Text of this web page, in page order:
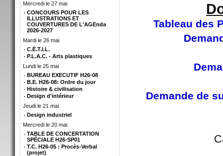
Mercredi le 27 mai
CONCOURS POUR LES
ILLUSTRATIONS ET
COUVERTURES DE L'AGEnda
2026-2027
Mardi le 26 mai
C.É.T.I.L.
P.L.A.C. - Arts plastiques
Lundi le 25 mai
BUREAU EXECUTIF H26-08
B.E. H26-08: Ordre du jour
Histoire & civilisation
Design d'intérieur
Jeudi le 21 mai
Design industriel
Mercredi le 20 mai
TABLE DE CONCERTATION
SPÉCIALE H26-SP01
T.C. H26-05 : Procès-Verbal
(projet)
Tableau des
Demande de